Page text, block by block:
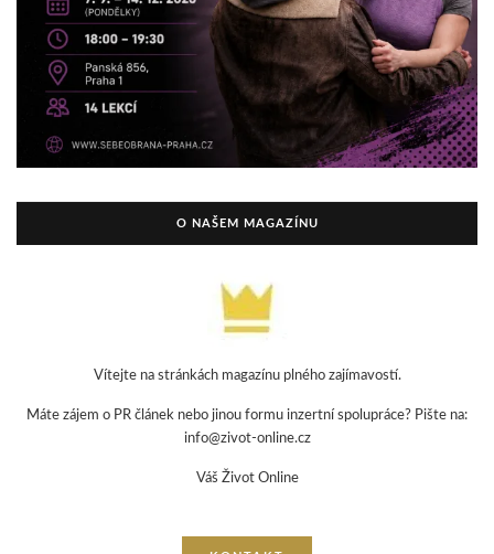
O NAŠEM MAGAZÍNU
Vítejte na stránkách magazínu plného zajímavostí.
Máte zájem o PR článek nebo jinou formu inzertní spolupráce? Pište na:
info@zivot-online.cz
Váš Život Online